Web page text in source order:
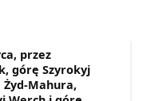
przez
górę Szyrokyj
Żyd-Mahura,